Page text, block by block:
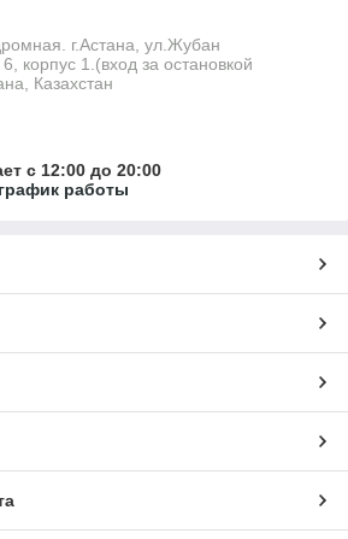
г.Астана, ул.Жубан
корпус 1.(вход за остановкой
Казахстан
с 12:00 до 20:00
работы